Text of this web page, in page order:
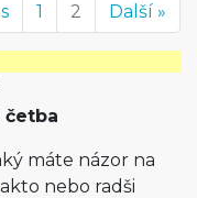
1 2 Další »
četba
máte názor na
nebo radši